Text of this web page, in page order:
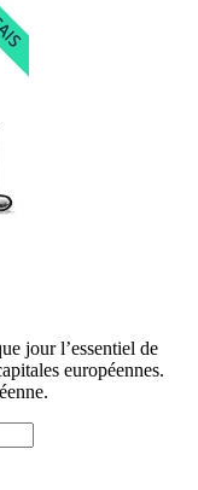
jour l’essentiel de
européennes.